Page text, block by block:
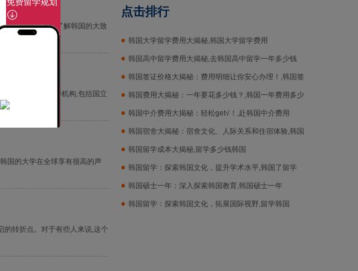
之前,学生需要了解韩国的大致
国最主要的大学机构,包括国立
国的大学在全球享有很高的声
的转折点。对于有些人来说,这个
点击排行
韩国大学留学费用大揭秘,韩国大学留学费用
韩国高中留学费用大揭秘,去韩国高中留学一年多少钱
韩国签证价格大揭秘：费用明细让你安心办理！,韩国签
证价格
韩国费用大揭秘：一年要花多少钱？,韩国一年费用多少
钱 韩国中介费用大揭秘：轻松get√！,赴韩国中介费用
韩国宿舍大揭秘：宿舍文化、人际关系和住宿体验,韩国
宿舍韩国留学成本大揭秘,留学多少钱韩国
韩国留学：探索韩国文化，提升学术水平,韩国了留学
韩国硕士一年：深入探索韩国教育,韩国硕士一年
韩国留学：探索韩国文化，拓展国际视野,留学韩国